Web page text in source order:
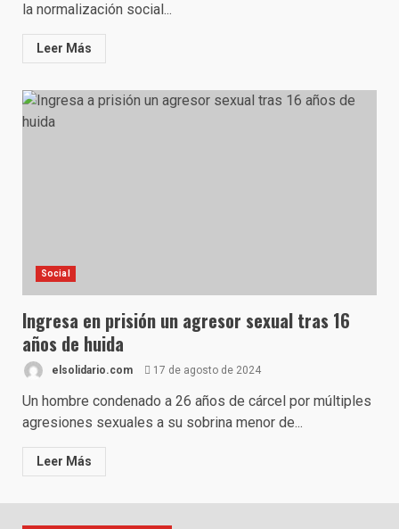
la normalización social...
Leer Más
Social
Ingresa en prisión un agresor sexual tras 16
años de huida
elsolidario.com 17 de agosto de 2024
Un hombre condenado a 26 años de cárcel por múltiples
agresiones sexuales a su sobrina menor de...
Leer Más